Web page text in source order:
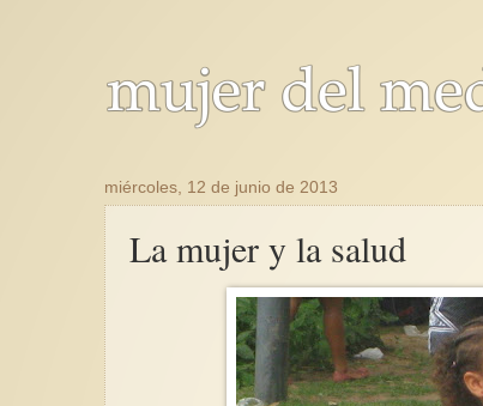
miércoles, 12 de junio de 2013
La mujer y la salud